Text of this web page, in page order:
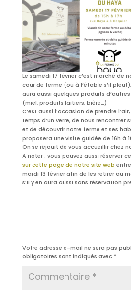
Le samedi 17 février c’est marché de
cour de ferme (ou à l’étable s’il pleut),
aura aussi quelques produits
(miel, produits laitiers, bière…)
C’est aussi l’occasion de prendre
temps d’un verre, de nous rencontrer
et de découvrir notre ferme et ses
proposera une visite guidée de 16h à
On se réjouit de vous accueillir chez
A noter : vous pouvez aussi réserver
sur cette page de notre site web
mardi 13 février afin de les retirer au
s’il y en aura aussi sans réservation
Votre adresse e-mail ne sera pas
obligatoires sont indiqués avec *